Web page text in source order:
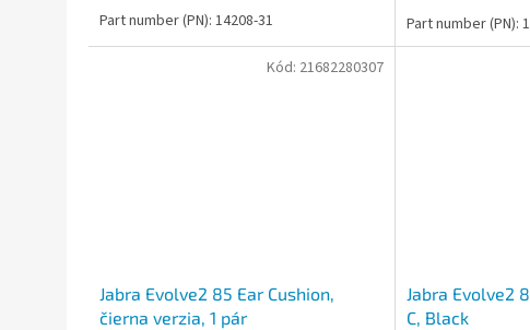
Part number (PN): 14208-31 Part number (PN):
Jabra Evolve2 85 Ear Cushion,
čierna verzia, 1 pár
Kód: 21682280307
Jabra Evolve2
C, Black